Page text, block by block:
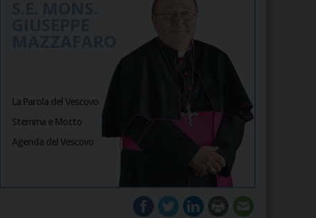
La Parola del Vescovo
Stemma e Motto
Agenda del Vescovo